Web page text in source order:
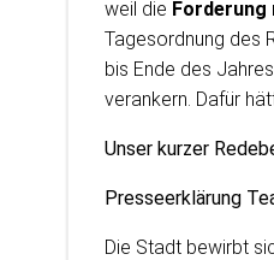
weil die Forderung
Tagesordnung des
bis Ende des
verankern. Dafür
Unser kurzer
Presseerklärung
Die Stadt bewirbt